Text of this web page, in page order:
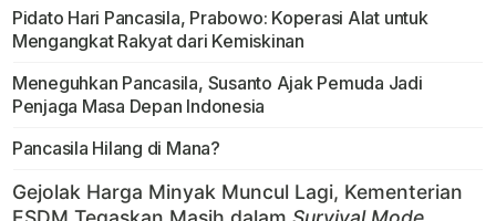
Pidato Hari Pancasila, Prabowo: Koperasi Alat untuk
Mengangkat Rakyat dari Kemiskinan
Meneguhkan Pancasila, Susanto Ajak Pemuda Jadi
Penjaga Masa Depan Indonesia
Pancasila Hilang di Mana?